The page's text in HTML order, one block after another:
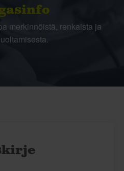
merkinnöistä, renkaista ja